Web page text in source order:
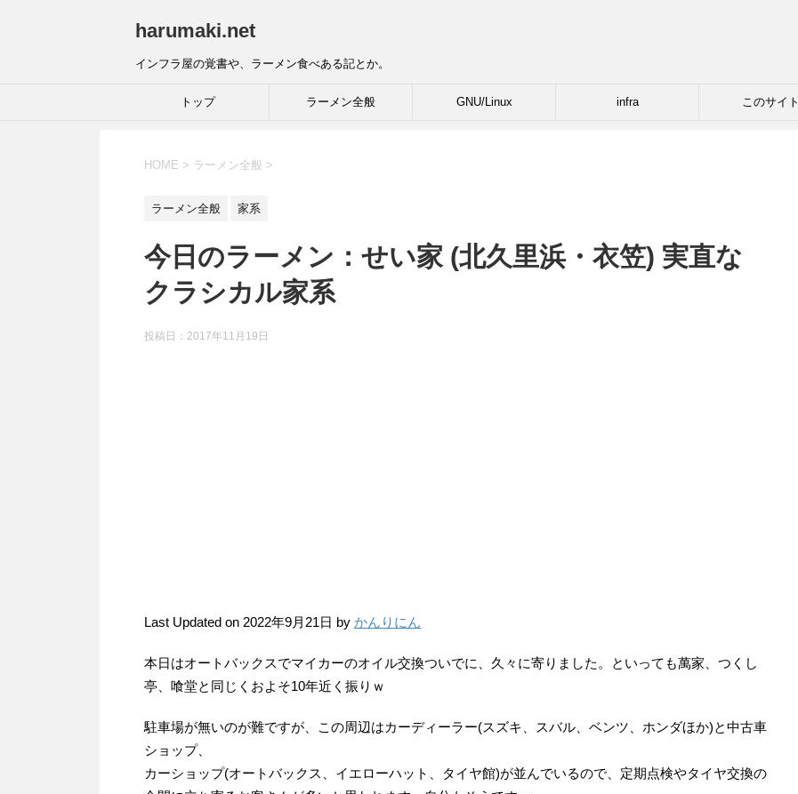
harumaki.net
インフラ屋の覚書や、ラーメン食べある記とか。
トップ ラーメン全般 GNU/Linux infra このサイト
HOME > ラーメン全般 >
ラーメン全般 家系
今日のラーメン：せい家 (北久里浜・衣笠) 実直な
クラシカル家系
投稿日：2017年11月19日
Last Updated on 2022年9月21日 by かんりにん
本日はオートバックスでマイカーのオイル交換ついでに、久々に寄りました。といっても萬家、つくし
亭、喰堂と同じくおよそ10年近く振りｗ
駐車場が無いのが難ですが、この周辺はカーディーラー(スズキ、スバル、ベンツ、ホンダほか)と中古車
ショップ、
カーショップ(オートバックス、イエローハット、タイヤ館)が並んでいるので、定期点検やタイヤ交換の